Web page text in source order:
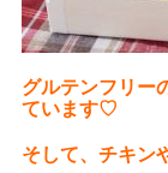
グルテンフリー
ています♡
そして、チキン